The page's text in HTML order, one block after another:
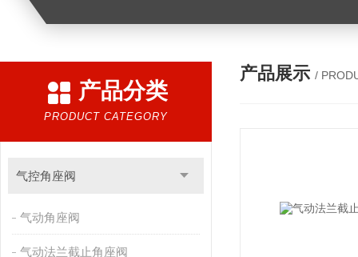
产品分类
PRODUCT CATEGORY
气控角座阀
气动角座阀
气动法兰截止角座阀
产品展示 /